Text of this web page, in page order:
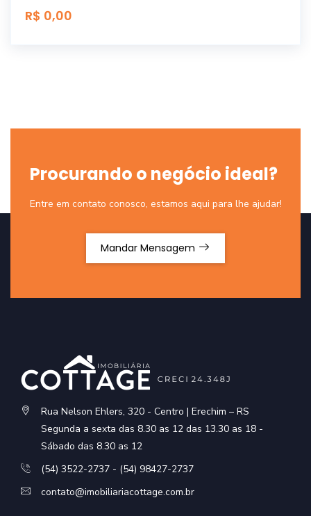
R$ 0,00
Procurando o negócio ideal?
Entre em contato conosco, estamos aqui para lhe ajudar!
Mandar Mensagem
Rua Nelson Ehlers, 320 - Centro | Erechim – RS
Segunda a sexta das 8.30 as 12 das 13.30 as 18 -
Sábado das 8.30 as 12
(54) 3522-2737 - (54) 98427-2737
contato@imobiliariacottage.com.br